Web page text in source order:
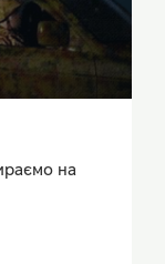
на